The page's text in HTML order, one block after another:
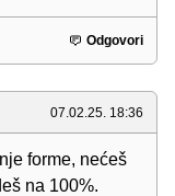
Odgovori
07.02.25. 18:36
forme, nećeš
na 100%.